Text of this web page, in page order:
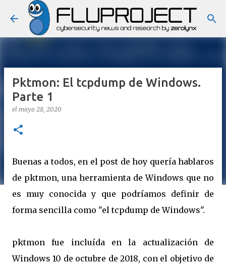
Ir al contenido principal
Pktmon: El tcpdump de Windows.
Parte 1
el mayo 28, 2020
Buenas a todos, en el post de hoy quería hablaros
de pktmon, una herramienta de Windows que no
es muy conocida y que podríamos definir de
forma sencilla como "el tcpdump de Windows".
pktmon fue incluída en la actualización de
Windows 10 de octubre de 2018, con el objetivo de